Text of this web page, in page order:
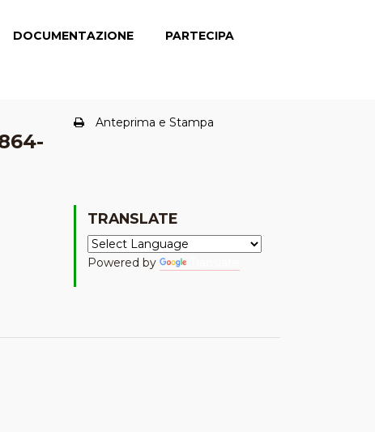
DOCUMENTAZIONE PARTECIPA
Anteprima e Stampa
TRANSLATE
Powered by